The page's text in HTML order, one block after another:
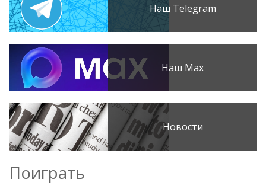
Наш Telegram
Наш Max
Новости
Поиграть